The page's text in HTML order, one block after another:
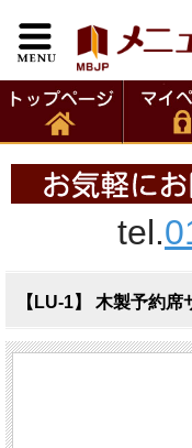
tel.
【LU-1】 木製予約席